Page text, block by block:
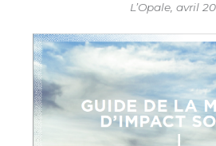
L’Opale, avril